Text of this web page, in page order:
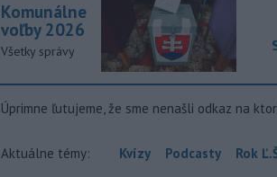
Komunálne
voľby 2026
Všetky správy
Úprimne ľutujeme, že sme nenašli odkaz na
Aktuálne témy: Kvízy Podcasty Rok